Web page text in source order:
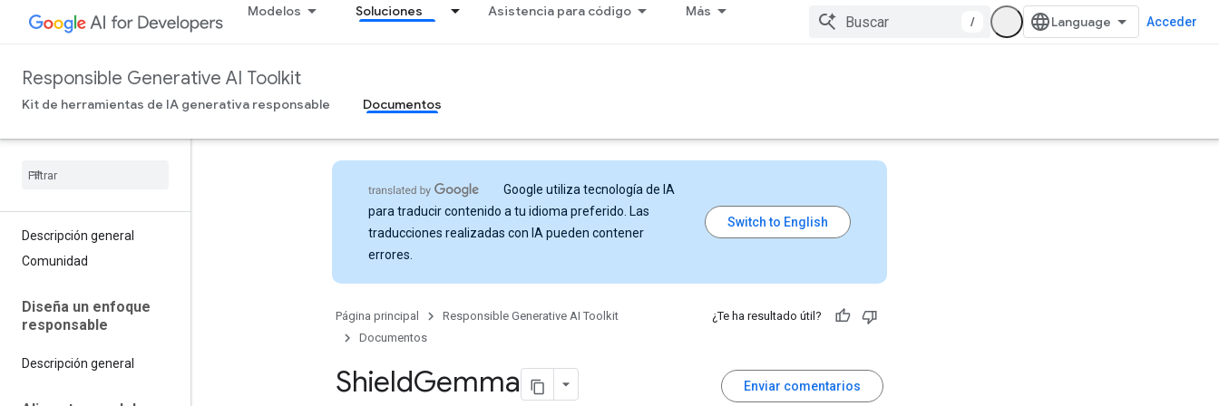
Modelos Soluciones Asistencia para código Más
/ Acceder
Responsible Generative AI Toolkit
Kit de herramientas de IA generativa responsable Documentos
Descripción general
Comunidad
Diseña un enfoque
responsable
Descripción general
Google utiliza tecnología de IA
para traducir contenido a tu idioma preferido. Las
traducciones realizadas con IA pueden contener
errores.
Página principal
Responsible Generative AI Toolkit
Documentos
¿Te ha resultado útil?
Enviar comentarios
ShieldGemma